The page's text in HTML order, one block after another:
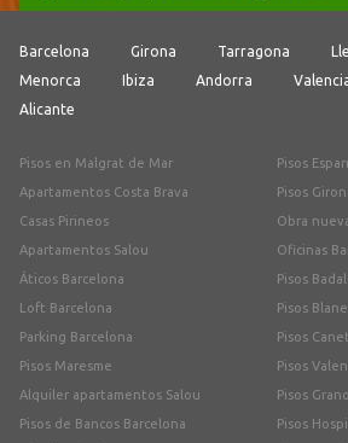
Barcelona Girona Tarragona
Menorca
Ibiza Andorra
Alicante
Pisos en Malgrat de Mar
Apartamentos Costa Brava
Casas Pirineos
Apartamentos Salou
Áticos Barcelona
Loft Barcelona
Parking Barcelona
Pisos Maresme
Alquiler apartamentos Salou
Pisos de Bancos Barcelona
Pisos
Pisos
Obra
Oficinas
Pisos
Pisos
Pisos Canet
Pisos
Pisos
Pisos